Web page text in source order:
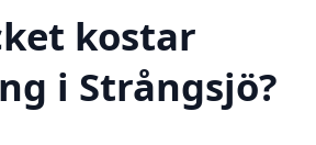
kostar
i Strångsjö?